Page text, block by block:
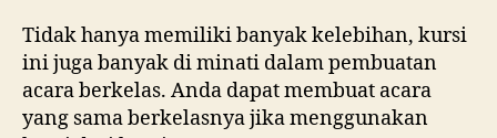
Tidak hanya memiliki banyak kelebihan, kursi
ini juga banyak di minati dalam pembuatan
acara berkelas. Anda dapat membuat acara
yang sama berkelasnya jika menggunakan